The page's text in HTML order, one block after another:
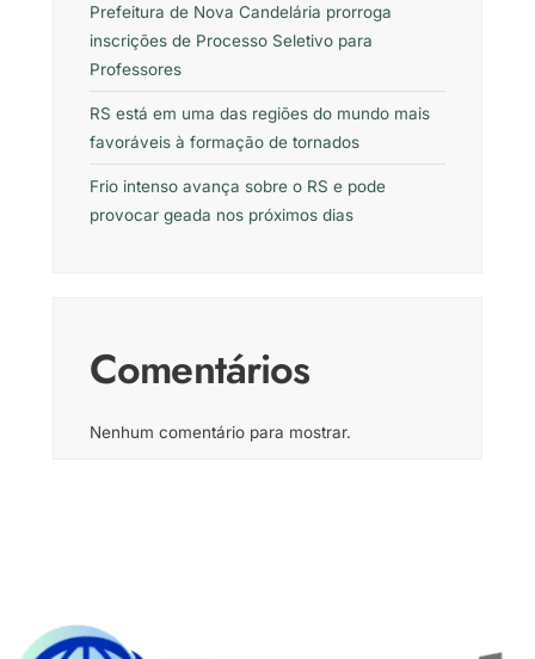
Prefeitura de Nova Candelária prorroga
inscrições de Processo Seletivo para
Professores
RS está em uma das regiões do mundo mais
favoráveis à formação de tornados
Frio intenso avança sobre o RS e pode
provocar geada nos próximos dias
Comentários
Nenhum comentário para mostrar.